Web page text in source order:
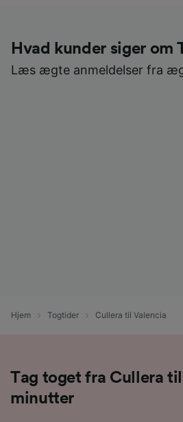
Hvad kunder siger om
Læs ægte anmeldelser fra
Hjem Togtider Cullera til Valencia
Tag toget fra Cullera
minutter